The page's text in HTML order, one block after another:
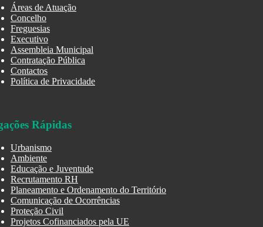
Áreas de Atuação
Concelho
Freguesias
Executivo
Assembleia Municipal
Contratação Pública
Contactos
Política de Privacidade
Rápidas
Urbanismo
Ambiente
Educação e Juventude
Recrutamento RH
Planeamento e Ordenamento do Território
Comunicação de Ocorrências
Proteção Civil
Projetos Cofinanciados pela UE